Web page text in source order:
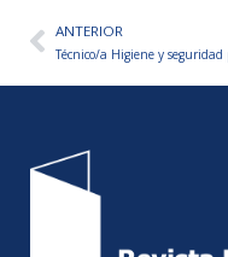
AntANTERIOR